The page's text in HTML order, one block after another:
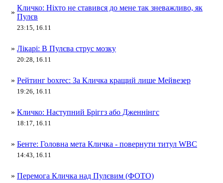
»
Кличко: Ніхто не ставився до мене так зневажливо, як
Пулєв
23:15, 16.11
» Лікарі: В Пулєва струс мозку
20:28, 16.11
» Рейтинг boxrec: За Кличка кращий лише Мейвезер
19:26, 16.11
» Кличко: Наступний Бріггз або Дженнінгс
18:17, 16.11
» Бенте: Головна мета Кличка - повернути титул WBC
14:43, 16.11
» Перемога Кличка над Пулєвим (ФОТО)